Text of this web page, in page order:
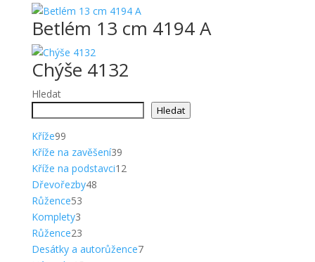
Betlém 13 cm 4194 A
Chýše 4132
Hledat
Hledat
Kříže9999
produktů
Kříže na zavěšení3939
produktů
Kříže na podstavci1212
Dřevořezby4848
Růžence5353
Komplety33
produkty
Růžence2323
produktů
Desátky a autorůžence77